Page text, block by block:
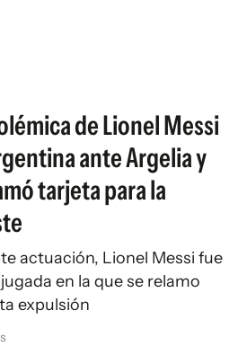
de Lionel Messi
ante Argelia y
tarjeta para la
actuación, Lionel Messi fue
en la que se relamo
expulsión